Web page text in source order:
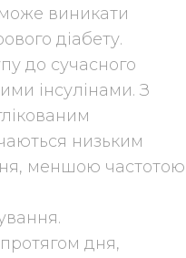
виникати
діабету.
до сучасного
інсулінами. З
низьким
меншою частотою
дня,